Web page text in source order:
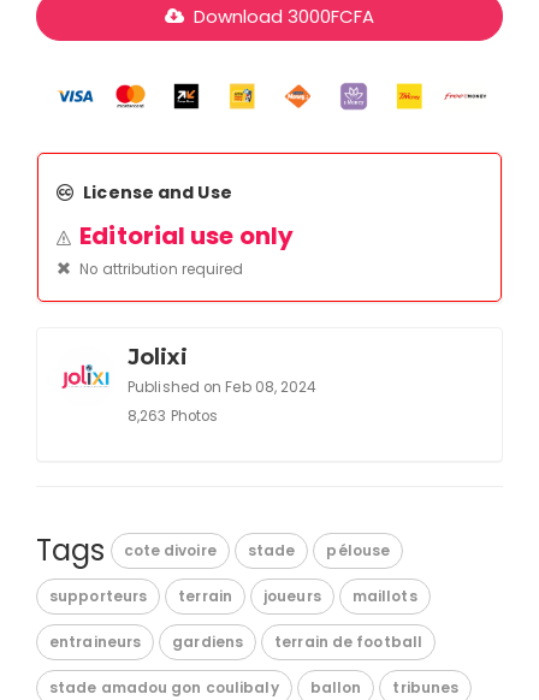
Download 3000FCFA
License and Use
Editorial use only
No attribution required
Jolixi
Published on Feb 08, 2024
8,263 Photos
Tags cote divoire stade pélouse
supporteurs terrain joueurs maillots
entraineurs gardiens terrain de football
stade amadou gon coulibaly ballon tribunes